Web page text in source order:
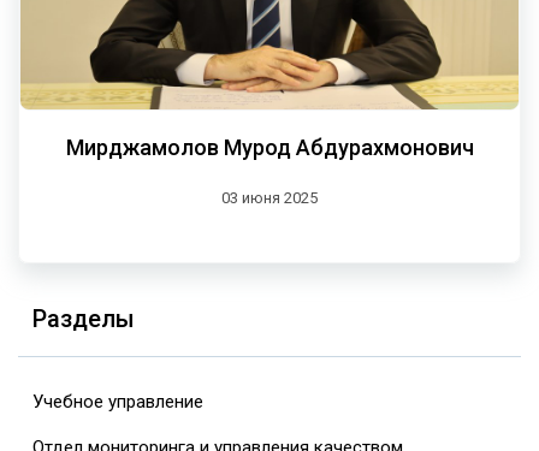
Мирджамолов Мурод Абдурахмонович
03 июня 2025
Разделы
Учебное управление